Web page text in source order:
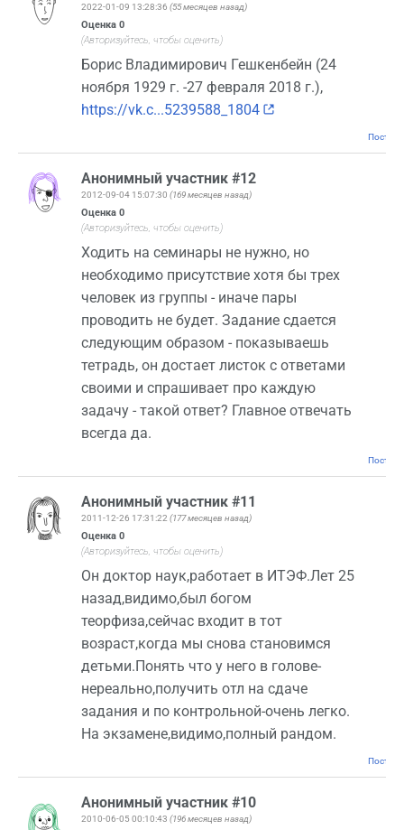
2022-01-09 13:28:36 (55 месяцев назад)
Оценка 0
(Авторизуйтесь, чтобы оценить)
Борис Владимирович Гешкенбейн (24
ноября 1929 г. -27 февраля 2018 г.),
https://vk.c...5239588_1804
Анонимный участник #12
2012-09-04 15:07:30 (169 месяцев назад)
Оценка 0
(Авторизуйтесь, чтобы оценить)
Ходить на семинары не нужно, но
необходимо присутствие хотя бы трех
человек из группы - иначе пары
проводить не будет. Задание сдается
следующим образом - показываешь
тетрадь, он достает листок с ответами
своими и спрашивает про каждую
задачу - такой ответ? Главное отвечать
всегда да.
Анонимный участник #11
2011-12-26 17:31:22 (177 месяцев назад)
Оценка 0
(Авторизуйтесь, чтобы оценить)
Он доктор наук,работает в ИТЭФ.Лет 25
назад,видимо,был богом
теорфиза,сейчас входит в тот
возраст,когда мы снова становимся
детьми.Понять что у него в голове-
нереально,получить отл на сдаче
задания и по контрольной-очень легко.
На экзамене,видимо,полный рандом.
Анонимный участник #10
2010-06-05 00:10:43 (196 месяцев назад)